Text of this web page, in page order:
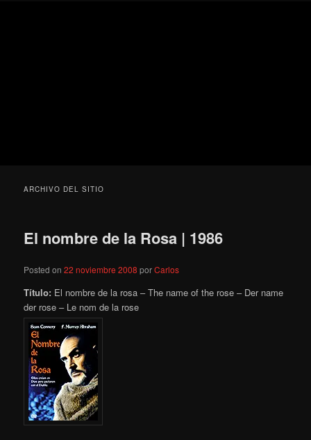
ARCHIVO DEL SITIO
El nombre de la Rosa | 1986
Posted on22 noviembre 2008 porCarlos
Título: El nombre de la rosa – The name of the rose – Der name
der rose – Le nom de la rose